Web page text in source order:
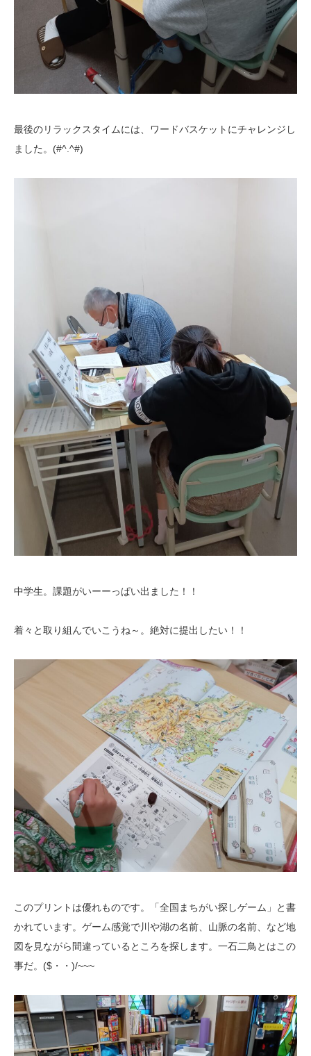
最後のリラックスタイムには、ワードバスケットにチャレンジし
ました。(#^.^#)
中学生。課題がいーーっぱい出ました！！
着々と取り組んでいこうね～。絶対に提出したい！！
このプリントは優れものです。「全国まちがい探しゲーム」と書
かれています。ゲーム感覚で川や湖の名前、山脈の名前、など地
図を見ながら間違っているところを探します。一石二鳥とはこの
事だ。($・・)/~~~